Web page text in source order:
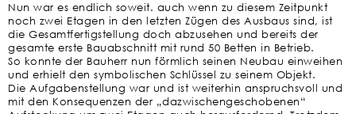
Nun war es endlich soweit. auch wenn zu diesem Zeitpunkt
noch zwei Etagen in den letzten Zügen des Ausbaus sind, ist
die Gesamtfertigstellung doch abzusehen und bereits der
gesamte erste Bauabschnitt mit rund 50 Betten in Betrieb.
So konnte der Bauherr nun förmlich seinen Neubau einweihen
und erhielt den symbolischen Schlüssel zu seinem Objekt.
Die Aufgabenstellung war und ist weiterhin anspruchsvoll und
mit den Konsequenzen der „dazwischengeschobenen“